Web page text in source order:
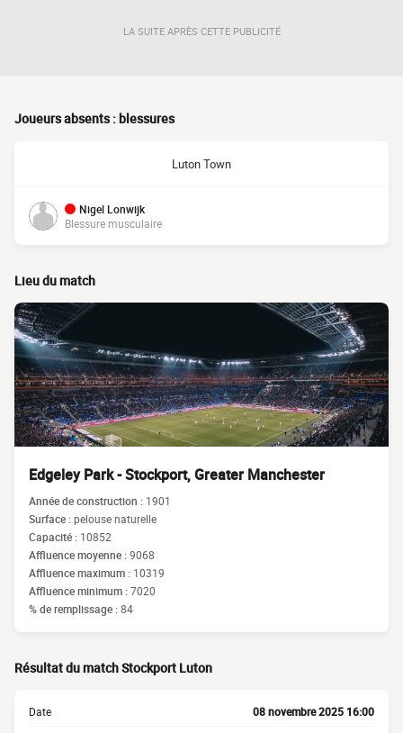
LA SUITE APRÈS CETTE PUBLICITÉ
Joueurs absents : blessures
Luton Town
Nigel Lonwijk
Blessure musculaire
Lieu du match
Edgeley Park - Stockport, Greater Manchester
Année de construction : 1901
Surface :pelouse naturelle
Capacité : 10852
Affluence moyenne :9068
Affluence maximum : 10319
Affluence minimum :7020
% de remplissage :84
Résultat du match Stockport Luton
Date 08 novembre 2025 16:00